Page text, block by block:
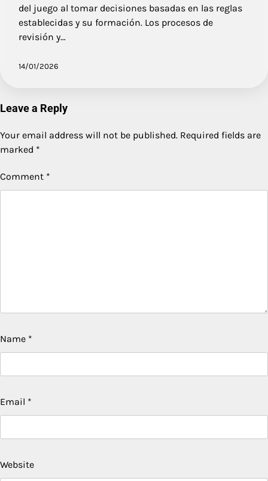
del juego al tomar decisiones basadas en las reglas
establecidas y su formación. Los procesos de
revisión y…
14/01/2026
Leave a Reply
Your email address will not be published. Required fields are
marked *
Comment *
Name *
Email *
Website